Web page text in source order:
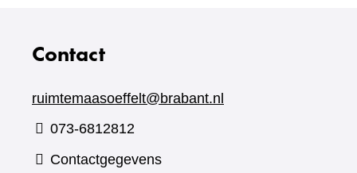
Contact
ruimtemaasoeffelt@brabant.nl
073-6812812
Contactgegevens